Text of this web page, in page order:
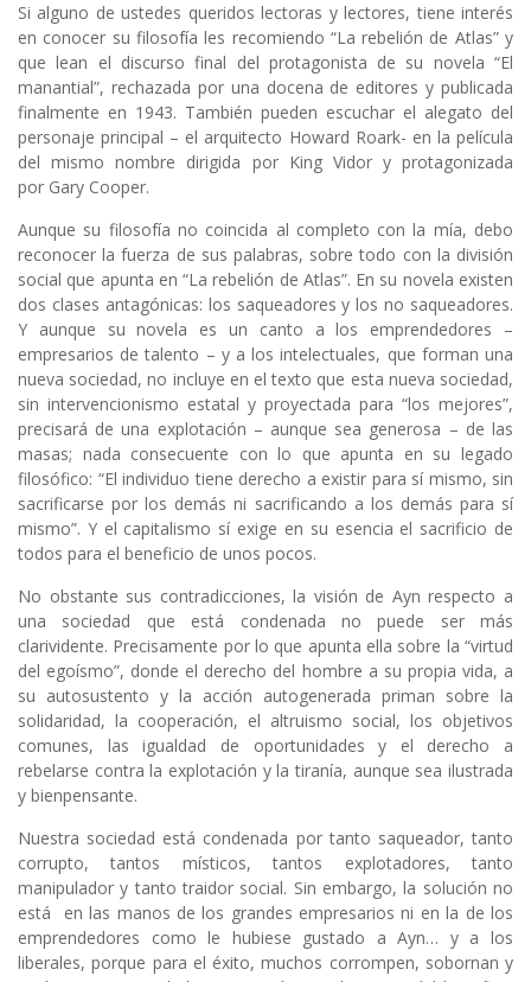
Si alguno de ustedes queridos lectoras y lectores, tiene interés
en conocer su filosofía les recomiendo “La rebelión de Atlas” y
que lean el discurso final del protagonista de su novela “El
manantial”, rechazada por una docena de editores y publicada
finalmente en 1943. También pueden escuchar el alegato del
personaje principal – el arquitecto Howard Roark- en la película
del mismo nombre dirigida por King Vidor y protagonizada
por Gary Cooper.
Aunque su filosofía no coincida al completo con la mía, debo
reconocer la fuerza de sus palabras, sobre todo con la división
social que apunta en “La rebelión de Atlas”. En su novela existen
dos clases antagónicas: los saqueadores y los no saqueadores.
Y aunque su novela es un canto a los emprendedores –
empresarios de talento – y a los intelectuales, que forman una
nueva sociedad, no incluye en el texto que esta nueva sociedad,
sin intervencionismo estatal y proyectada para “los mejores”,
precisará de una explotación – aunque sea generosa – de las
masas; nada consecuente con lo que apunta en su legado
filosófico: “El individuo tiene derecho a existir para sí mismo, sin
sacrificarse por los demás ni sacrificando a los demás para sí
mismo”. Y el capitalismo sí exige en su esencia el sacrificio de
todos para el beneficio de unos pocos.
No obstante sus contradicciones, la visión de Ayn respecto a
una sociedad que está condenada no puede ser más
clarividente. Precisamente por lo que apunta ella sobre la “virtud
del egoísmo”, donde el derecho del hombre a su propia vida, a
su autosustento y la acción autogenerada priman sobre la
solidaridad, la cooperación, el altruismo social, los objetivos
comunes, las igualdad de oportunidades y el derecho a
rebelarse contra la explotación y la tiranía, aunque sea ilustrada
y bienpensante.
Nuestra sociedad está condenada por tanto saqueador, tanto
corrupto, tantos místicos, tantos explotadores, tanto
manipulador y tanto traidor social. Sin embargo, la solución no
está en las manos de los grandes empresarios ni en la de los
emprendedores como le hubiese gustado a Ayn… y a los
liberales, porque para el éxito, muchos corrompen, sobornan y